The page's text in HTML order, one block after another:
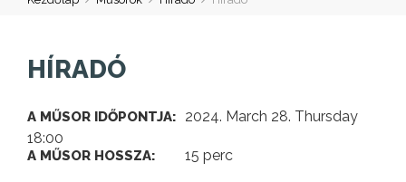
HÍRADÓ
A MŰSOR IDŐPONTJA:
2024. March 28. Thursday
18:00
A MŰSOR HOSSZA: 15 perc